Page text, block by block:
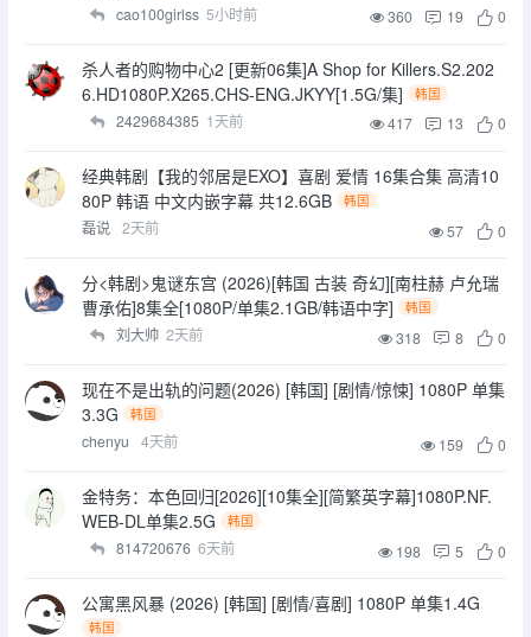
cao100girlss 5小时前 360 19 0
杀人者的购物中心2 [更新06集]A Shop for Killers.S2.202
6.HD1080P.X265.CHS-ENG.JKYY[1.5G/集]
韩国
2429684385 1天前 417 13 0
经典韩剧【我的邻居是EXO】喜剧 爱情 16集合集 高清10
80P 韩语 中文内嵌字幕 共12.6GB
韩国
磊说 2天前 57 0
分<韩剧>鬼谜东宫 (2026)[韩国 古装 奇幻][南柱赫 卢允瑞
曹承佑]8集全[1080P/单集2.1GB/韩语中字]
韩国
刘大帅 2天前 318 8 0
现在不是出轨的问题(2026) [韩国] [剧情/惊悚] 1080P 单集
3.3G
韩国
chenyu 4天前 159 0
金特务：本色回归[2026][10集全][简繁英字幕]1080P.NF.
WEB-DL单集2.5G
韩国
814720676 6天前 198 5 0
公寓黑风暴 (2026) [韩国] [剧情/喜剧] 1080P 单集1.4G
韩国